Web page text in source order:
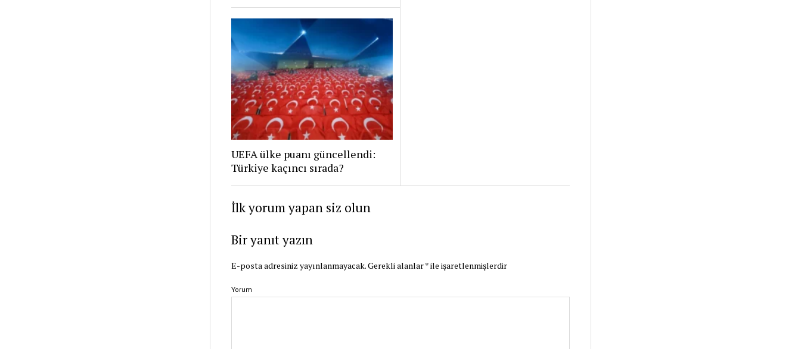
UEFA ülke puanı güncellendi:
Türkiye kaçıncı sırada?
İlk yorum yapan siz olun
Bir yanıt yazın
E-posta adresiniz yayınlanmayacak.Gerekli alanlar*ile işaretlenmişlerdir
Yorum